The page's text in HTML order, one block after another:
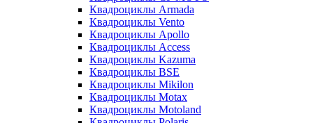
Квадроциклы Armada
Квадроциклы Vento
Квадроциклы Apollo
Квадроциклы Access
Квадроциклы Kazuma
Квадроциклы BSE
Квадроциклы Mikilon
Квадроциклы Motax
Квадроциклы Motoland